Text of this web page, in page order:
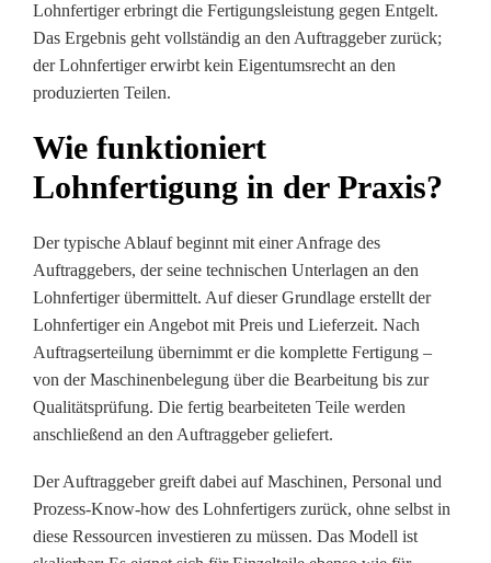
Lohnfertiger erbringt die Fertigungsleistung gegen Entgelt.
Das Ergebnis geht vollständig an den Auftraggeber zurück;
der Lohnfertiger erwirbt kein Eigentumsrecht an den
produzierten Teilen.
Wie funktioniert
Lohnfertigung in der Praxis?
Der typische Ablauf beginnt mit einer Anfrage des
Auftraggebers, der seine technischen Unterlagen an den
Lohnfertiger übermittelt. Auf dieser Grundlage erstellt der
Lohnfertiger ein Angebot mit Preis und Lieferzeit. Nach
Auftragserteilung übernimmt er die komplette Fertigung –
von der Maschinenbelegung über die Bearbeitung bis zur
Qualitätsprüfung. Die fertig bearbeiteten Teile werden
anschließend an den Auftraggeber geliefert.
Der Auftraggeber greift dabei auf Maschinen, Personal und
Prozess-Know-how des Lohnfertigers zurück, ohne selbst in
diese Ressourcen investieren zu müssen. Das Modell ist